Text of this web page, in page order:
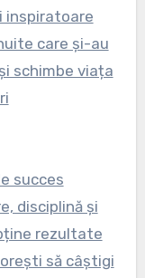
inspiratoare
care și-au
schimbe viața
succes
disciplină și
rezultate
să câștigi